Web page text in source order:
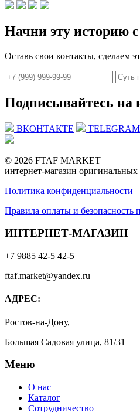
Начни эту историю
Оставь свои контакты, сделаем
Подписывайтесь на
ВКОНТАКТЕ TELEGRAM
© 2026 FTAF MARKET
интернет-магазин оригинальных
Политика конфиденциальности
Правила оплаты и
ИНТЕРНЕТ-МАГАЗИН
+7 9885 42-5 42-5
ftaf.market@yandex.ru
АДРЕС:
Ростов-на-Дону,
Большая Садовая улица, 81/31
Меню
О нас
Каталог
Сотрудничество